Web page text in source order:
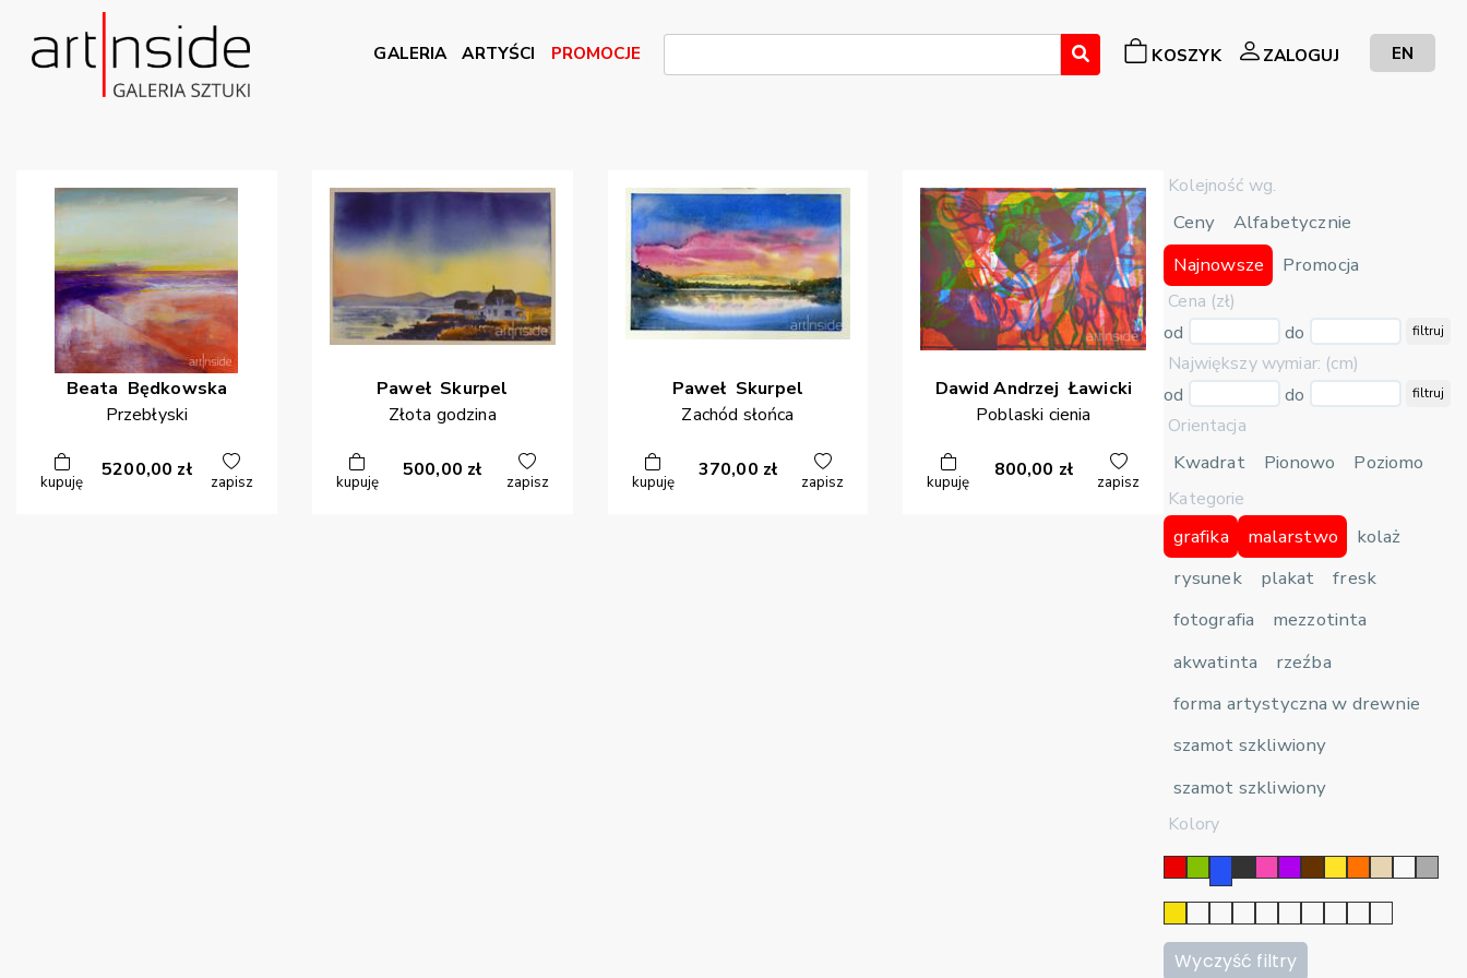
GALERIA ARTYŚCI PROMOCJE KOSZYK ZALOGUJ EN
Kolejność wg.
Ceny
Alfabetycznie
Najnowsze
Promocja
Cena (zł)
od
do filtruj
Największy wymiar: (cm)
od
do filtruj
Orientacja
Kwadrat Pionowo Poziomo
Kategorie
grafika malarstwo
kolaż
rysunek
plakat
fresk
fotografia
mezzotinta
akwatinta
rzeźba
forma artystyczna w drewnie
szamot szkliwiony
szamot szkliwiony
Kolory
Wyczyść filtry
Beata Będkowska
Przebłyski
kupuję
5200,00 zł
zapisz
Paweł Skurpel
Złota godzina
kupuję
500,00 zł
zapisz
Paweł Skurpel
Zachód słońca
kupuję
370,00 zł
zapisz
Dawid Andrzej Ławicki
Poblaski cienia
kupuję
800,00 zł
zapisz